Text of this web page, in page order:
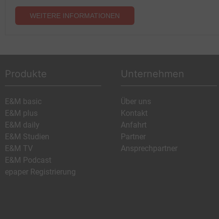
WEITERE INFORMATIONEN
Produkte
E&M basic
E&M plus
E&M daily
E&M Studien
E&M TV
E&M Podcast
epaper Registrierung
Unternehmen
Über uns
Kontakt
Anfahrt
Partner
Ansprechpartner